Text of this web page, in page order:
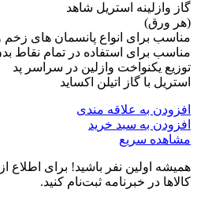
گاز وازلینه استریل شاهد
(هر ورق)
مناسب برای انواع پانسمان های
مناسب برای استفاده در تمام نقاط
توزیع یکنواخت وازلین در سراسر پد
استریل با گاز اتیلن اکساید
افزودن به علاقه مندی
افزودن به سبد خرید
مشاهده سریع
همیشه اولین نفر باشید! برای اطلاع
کالاها در خبرنامه ثبت‌نام کنید.